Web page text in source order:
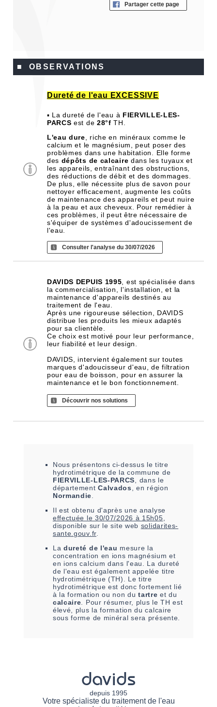
Partager cette page
■ OBSERVATIONS
Dureté de l'eau EXCESSIVE
▪ La dureté de l'eau à FIERVILLE-LES-
PARCS est de 28°f TH.
L'eau dure , riche en minéraux comme le
calcium et le magnésium, peut poser des
problèmes dans une habitation. Elle forme
des dépôts de calcaire dans les tuyaux et
les appareils, entraînant des obstructions,
des réductions de débit et des dommages.
De plus, elle nécessite plus de savon pour
nettoyer efficacement, augmente les coûts
de maintenance des appareils et peut nuire
à la peau et aux cheveux. Pour remédier à
ces problèmes, il peut être nécessaire de
s'équiper de systèmes d'adoucissement de
l'eau.
Consulter l'analyse du 30/07/2026
DAVIDS DEPUIS 1995 , est spécialisée dans
la commercialisation, l'installation, et la
maintenance d'appareils destinés au
traitement de l'eau.
Après une rigoureuse sélection, DAVIDS
distribue les produits les mieux adaptés
pour sa clientèle.
Ce choix est motivé pour leur performance,
leur fiabilité et leur design.
DAVIDS, intervient également sur toutes
marques d'adoucisseur d'eau, de filtration
pour eau de boisson, pour en assurer la
maintenance et le bon fonctionnement.
Découvrir nos solutions
Nous présentons ci-dessus le titre
hydrotimétrique de la commune de
FIERVILLE-LES-PARCS , dans le
départementCalvados
, en région
Normandie
Il est obtenu d'après une analyse
effectuée le 30/07/2026 à 15h05
disponible sur le site web solidarites-
sante.gouv.fr.
La dureté de l'eau mesure la
concentration en ions magnésium et
en ions calcium dans l'eau. La dureté
de l'eau est également appelée titre
hydrotimétrique (TH). Le titre
hydrotimétrique est donc fortement lié
à la formation ou non dutartre et du
calcaire . Pour résumer, plus le TH est
élevé, plus la formation du calcaire
sous forme de minéral sera présente.
davids
depuis 1995
Votre spécialiste du traitement de l'eau